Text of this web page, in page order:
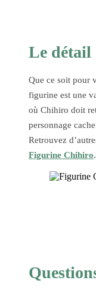
Le détail
Que ce soit pour
figurine est une
où Chihiro doit
personnage
Retrouvez
Figurine Chihiro.